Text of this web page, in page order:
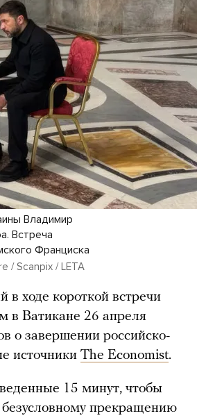
Владимир
Встреча
Франциска
/ Scanpix / LETA
ходе короткой встречи
Ватикане 26 апреля
о завершении российско-
источники The Economist.
15 минут, чтобы
прекращению